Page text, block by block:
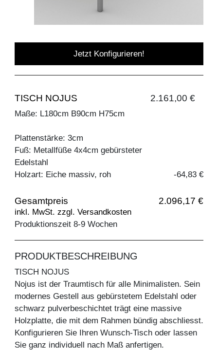
Jetzt Konfigurieren!
TISCH NOJUS 2.161,00 €
Maße: L180cm B90cm H75cm
Plattenstärke: 3cm
Fuß: Metallfüße 4x4cm gebürsteter
Edelstahl
Holzart: Eiche massiv, roh
-64,83 €
Gesamtpreis 2.096,17 €
inkl. MwSt. zzgl. Versandkosten
Produktionszeit 8-9 Wochen
PRODUKTBESCHREIBUNG
TISCH NOJUS
Nojus ist der Traumtisch für alle Minimalisten. Sein
modernes Gestell aus gebürstetem Edelstahl oder
schwarz pulverbeschichtet trägt eine massive
Holzplatte, die mit dem Rahmen bündig abschliesst.
Konfigurieren Sie Ihren Wunsch-Tisch oder lassen
Sie ganz individuell nach Maß anfertigen.